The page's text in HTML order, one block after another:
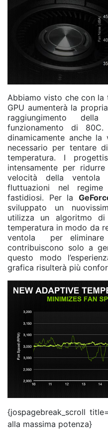
Abbiamo visto che con la
GPU aumenterà la
raggiungimento
funzionamento di
dinamicamente anche
necessario per tentare
temperatura. I
intensamente per
velocità della
fluttuazioni nel
fastidiosi. Per la
sviluppato un
utilizza un algoritmo
temperatura in modo da
ventola per
contribuiscono solo a
questo modo
grafica risulterà più
{jospagebreak_scroll
alla massima potenza}